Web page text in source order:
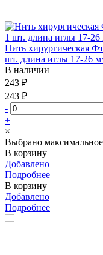
Нить хирургическая
шт. длина иглы 17-26
В наличии
243 ₽
243 ₽
-
+
×
Выбрано максимальное
В корзину
Добавлено
Подробнее
В корзину
Добавлено
Подробнее